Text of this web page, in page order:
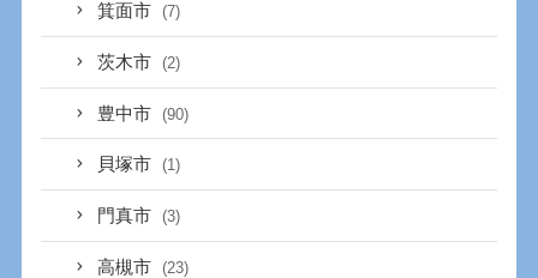
箕面市 (7)
茨木市 (2)
豊中市 (90)
貝塚市 (1)
門真市 (3)
高槻市 (23)